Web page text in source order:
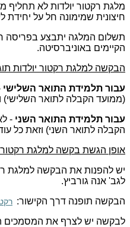
מלגת רקטור יולדות לא תחליף
חיצונית שמימונה חל על יחידת
תשלום המלגה יתבצע בפריסה
הקיימים באוניברסיטה.
הבקשה למלגת רקטור יולדות
עבור תלמידת התואר השלישי
(ממועד הקבלה לתואר השלישי)
עבור תלמידת התואר השני -
הקבלה לתואר השני) וזאת כל
אופן הגשת בקשה למלגת רקטור-
יש להפנות את הבקשה למלגת
לגב' אנה גורביץ.
הבקשה תופנה דרך הקישור:
לבקשה יש לצרף את המסמכים